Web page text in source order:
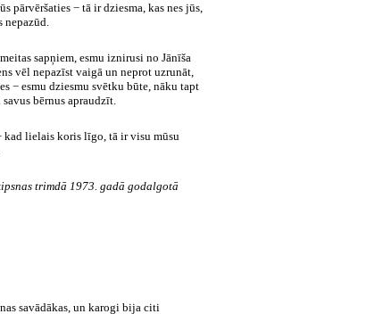
pārvēršaties − tā ir dziesma, kas nes jūs,
nepazūd.
sapņiem, esmu iznirusi no Jānīša
vēl nepazīst vaigā un neprot uzrunāt,
− esmu dziesmu svētku būte, nāku tapt
bērnus apraudzīt.
kad lielais koris līgo, tā ir visu mūsu
trimdā 1973. gadā godalgotā
savādākas, un karogi bija citi